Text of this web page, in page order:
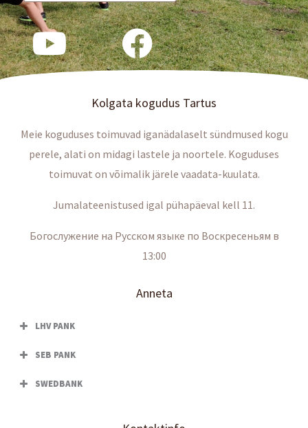
Kolgata kogudus Tartus
Meie koguduses toimuvad iganädalaselt sündmused kogu
perele, alati on midagi lastele ja noortele. Koguduses
toimuvat on võimalik järele vaadata-kuulata.
Jumalateenistused igal pühapäeval kell 11.
Богослужение на Русском языке по Воскресеньям в
13:00
Anneta
LHV PANK
SEB PANK
SWEDBANK